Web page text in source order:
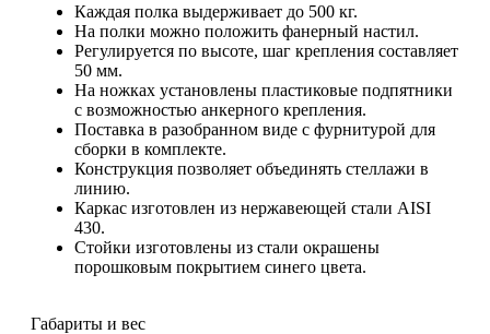
Каждая полка выдерживает до 500 кг.
На полки можно положить фанерный настил.
Регулируется по высоте, шаг крепления составляет
50 мм.
На ножках установлены пластиковые подпятники
с возможностью анкерного крепления.
Поставка в разобранном виде с фурнитурой для
сборки в комплекте.
Конструкция позволяет объединять стеллажи в
линию.
Каркас изготовлен из нержавеющей стали AISI
430.
Стойки изготовлены из стали окрашены
порошковым покрытием синего цвета.
Габариты и вес